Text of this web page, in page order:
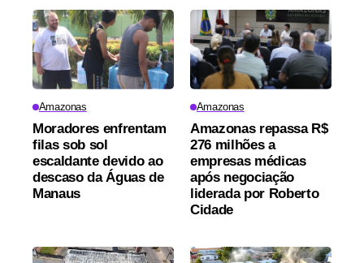
Amazonas
Moradores enfrentam
filas sob sol
escaldante devido ao
descaso da Águas de
Manaus
Amazonas
Amazonas repassa R$
276 milhões a
empresas médicas
após negociação
liderada por Roberto
Cidade